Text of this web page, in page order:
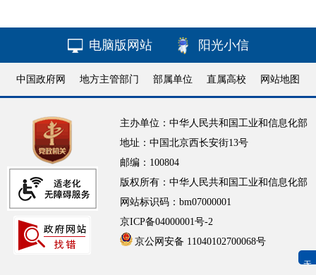
无障碍浏览
电脑版网站 阳光小信
中国政府网 地方主管部门 部属单位 直属高校 网站地图
主办单位：中华人民共和国工业和信息化部
地址：中国北京西长安街13号
邮编：100804
版权所有：中华人民共和国工业和信息化部
网站标识码：bm07000001
京ICP备04000001号-2
京公网安备 11040102700068号